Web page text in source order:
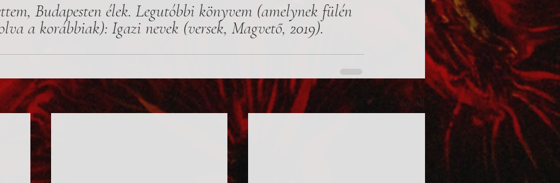
Budapesten élek. Legutóbbi könyvem (amelynek fülén
a korábbiak): Igazi nevek (versek, Magvető, 2019).
See All